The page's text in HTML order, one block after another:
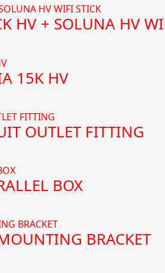
HV + SOLUNA HV
15K HV
OUTLET FITTING
BOX
BRACKET